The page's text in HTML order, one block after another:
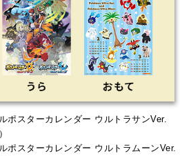
ポスターカレンダー ウルトラサンVer.
ポスターカレンダー ウルトラムーンVer.